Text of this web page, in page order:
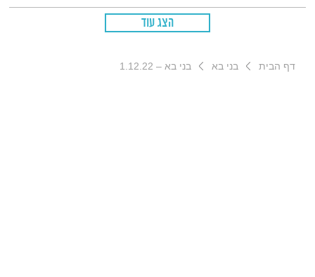
הצג עוד
דף הבית בני בא בני בא – 1.12.22